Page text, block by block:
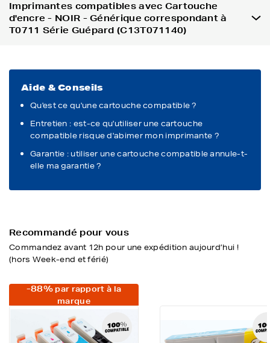
Imprimantes compatibles avec Cartouche
d'encre - NOIR - Générique correspondant à
T0711 Série Guépard (C13T071140)
Aide & Conseils
Qu'est ce qu'une cartouche compatible ?
Entretien : est-ce qu'utiliser une cartouche
compatible risque d'abimer mon imprimante ?
Garantie : utiliser une cartouche compatible annule-t-
elle ma garantie ?
Recommandé pour vous
Commandez avant 12h pour une expédition aujourd’hui !
(hors Week-end et férié)
-88% par rapport à la
marque